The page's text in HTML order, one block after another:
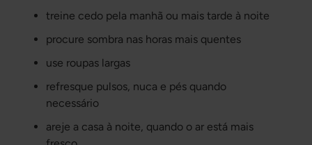
treine cedo pela manhã ou mais tarde à noite
procure sombra nas horas mais quentes
use roupas largas
refresque pulsos, nuca e pés quando
necessário
areje a casa à noite, quando o ar está mais